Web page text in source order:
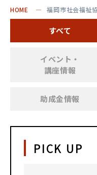
HOME 福岡市社会福祉
すべて
イベント・
講座情報
助成金情報
PICK UP